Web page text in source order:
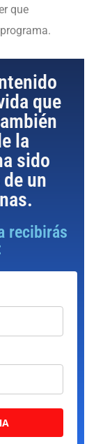
que
que
la
sido
un
recibirás